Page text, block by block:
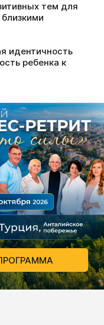
тем для
идентичность
ребенка к